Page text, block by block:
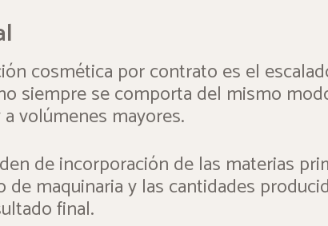
cosmética por contrato es el
siempre se comporta del mismo
volúmenes mayores.
de incorporación de las materias
maquinaria y las cantidades
final.